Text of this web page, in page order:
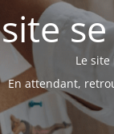
Le
En attendant,